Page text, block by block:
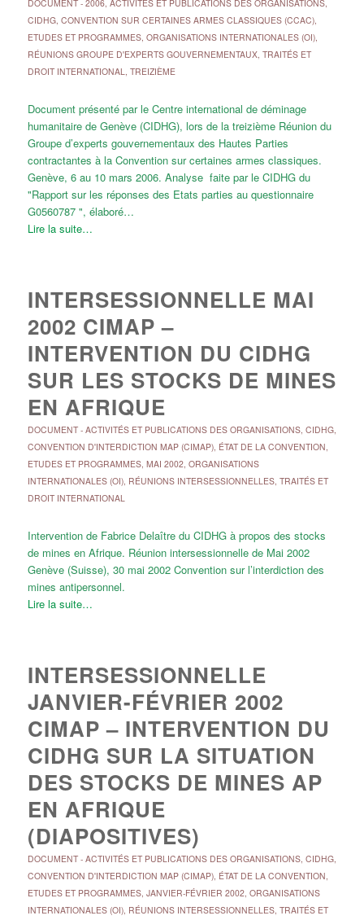
DOCUMENT- 2006, ACTIVITÉS ET PUBLICATIONS DES ORGANISATIONS,
CIDHG, CONVENTION SUR CERTAINES ARMES CLASSIQUES (CCAC),
ETUDES ET PROGRAMMES, ORGANISATIONS INTERNATIONALES (OI),
RÉUNIONS GROUPE D'EXPERTS GOUVERNEMENTAUX, TRAITÉS ET
DROIT INTERNATIONAL, TREIZIÈME
Document présenté par le Centre international de déminage
humanitaire de Genève (CIDHG), lors de la treizième Réunion du
Groupe d’experts gouvernementaux des Hautes Parties
contractantes à la Convention sur certaines armes classiques.
Genève, 6 au 10 mars 2006. Analyse faite par le CIDHG du
"Rapport sur les réponses des Etats parties au questionnaire
G0560787 ", élaboré…
Lire la suite…
INTERSESSIONNELLE MAI
2002 CIMAP –
INTERVENTION DU CIDHG
SUR LES STOCKS DE MINES
EN AFRIQUE
DOCUMENT- ACTIVITÉS ET PUBLICATIONS DES ORGANISATIONS, CIDHG,
CONVENTION D'INTERDICTION MAP (CIMAP), ÉTAT DE LA CONVENTION,
ETUDES ET PROGRAMMES, MAI 2002, ORGANISATIONS
INTERNATIONALES (OI), RÉUNIONS INTERSESSIONNELLES, TRAITÉS ET
DROIT INTERNATIONAL
Intervention de Fabrice Delaître du CIDHG à propos des stocks
de mines en Afrique. Réunion intersessionnelle de Mai 2002
Genève (Suisse), 30 mai 2002 Convention sur l’interdiction des
mines antipersonnel.
Lire la suite…
INTERSESSIONNELLE
JANVIER-FÉVRIER 2002
CIMAP – INTERVENTION DU
CIDHG SUR LA SITUATION
DES STOCKS DE MINES AP
EN AFRIQUE
(DIAPOSITIVES)
DOCUMENT- ACTIVITÉS ET PUBLICATIONS DES ORGANISATIONS, CIDHG,
CONVENTION D'INTERDICTION MAP (CIMAP), ÉTAT DE LA CONVENTION,
ETUDES ET PROGRAMMES, JANVIER-FÉVRIER 2002, ORGANISATIONS
INTERNATIONALES (OI), RÉUNIONS INTERSESSIONNELLES, TRAITÉS ET